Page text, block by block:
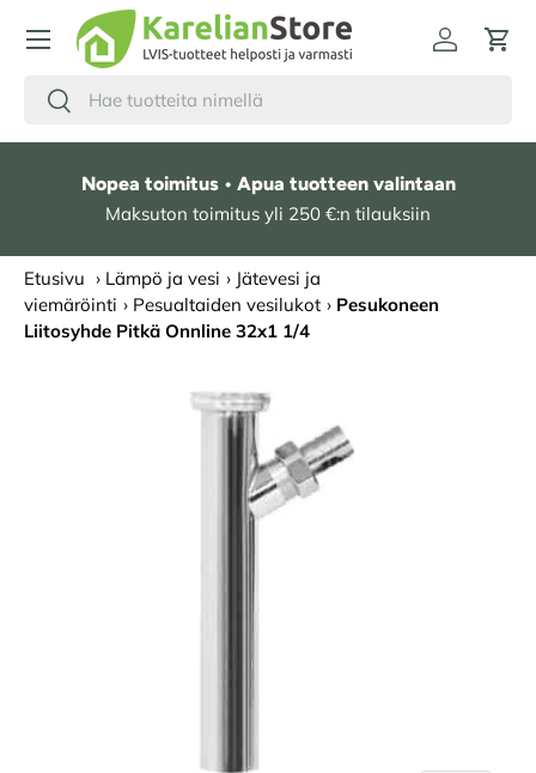
HYPPÄÄ SISÄLTÖÖN
Hae
Etsi
Kirjaudu
Nopea toimitus • Apua tuotteen valintaan
Maksuton toimitus yli 250 €:n tilauksiin
Etusivu › Lämpö ja vesi › Jätevesi ja
viemäröinti › Pesualtaiden vesilukot › Pesukoneen
Liitosyhde Pitkä Onnline 32x1 1/4
SIIRRY TUOTETIETOIHIN